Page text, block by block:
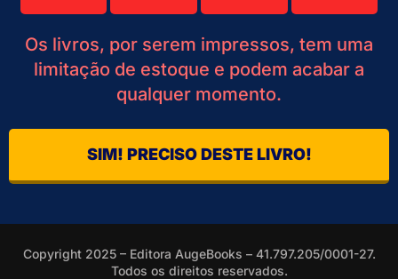
Os livros, por serem impressos, tem uma
limitação de estoque e podem acabar a
qualquer momento.
SIM! PRECISO DESTE LIVRO!
Copyright 2025 – Editora AugeBooks – 41.797.205/0001-27.
Todos os direitos reservados.